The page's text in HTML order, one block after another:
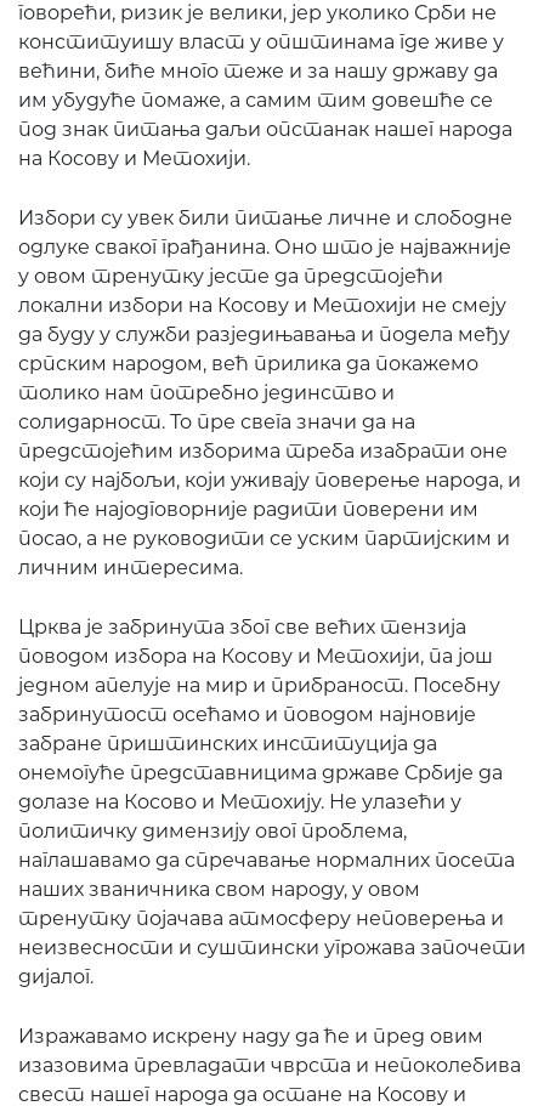
говорећи, ризик је велики, јер уколико Срби не
конституишу власт у општинама где живе у
већини, биће много теже и за нашу државу да
им убудуће помаже, а самим тим довешће се
под знак питања даљи опстанак нашег народа
на Косову и Метохији.
Избори су увек били питање личне и слободне
одлуке сваког грађанина. Оно што је најважније
у овом тренутку јесте да предстојећи
локални избори на Косову и Метохији не смеју
да буду у служби разједињавања и подела међу
српским народом, већ прилика да покажемо
толико нам потребно јединство и
солидарност. То пре свега значи да на
предстојећим изборима треба изабрати оне
који су најбољи, који уживају поверење народа, и
који ће најодговорније радити поверени им
посао, а не руководити се уским партијским и
личним интересима.
Црква је забринута због све већих тензија
поводом избора на Косову и Метохији, па још
једном апелује на мир и прибраност. Посебну
забринутост осећамо и поводом најновије
забране приштинских институција да
онемогуће представницима државе Србије да
долазе на Косово и Метохију. Не улазећи у
политичку димензију овог проблема,
наглашавамо да спречавање нормалних посета
наших званичника свом народу, у овом
тренутку појачава атмосферу неповерења и
неизвесности и суштински угрожава започети
дијалог.
Изражавамо искрену наду да ће и пред овим
изазовима превладати чврста и непоколебива
свест нашег народа да остане на Косову и